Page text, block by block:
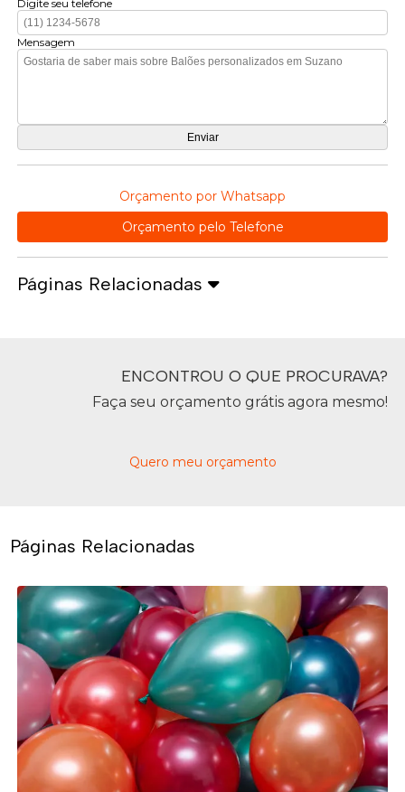
Digite seu telefone
Mensagem
Orçamento por Whatsapp
Orçamento pelo Telefone
Páginas Relacionadas
ENCONTROU O QUE PROCURAVA?
Faça seu orçamento grátis agora mesmo!
Quero meu orçamento
Páginas Relacionadas